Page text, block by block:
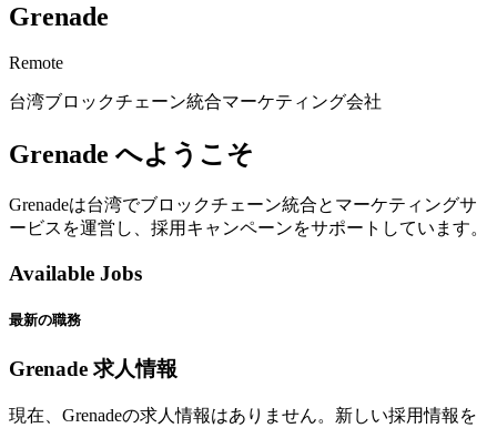
Grenade
Remote
台湾ブロックチェーン統合マーケティング会社
Grenade へようこそ
Grenadeは台湾でブロックチェーン統合とマーケティングサ
ービスを運営し、採用キャンペーンをサポートしています。
Available Jobs
最新の職務
Grenade 求人情報
現在、Grenadeの求人情報はありません。新しい採用情報を